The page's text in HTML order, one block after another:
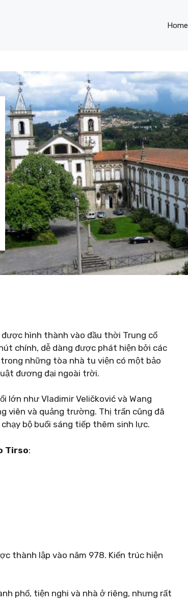
Home
hình thành vào đầu thời Trung cổ
chính, dễ dàng được phát hiện bởi các
những tòa nhà tu viện có một bảo
đương đại ngoài trời.
lớn như Vladimir Veličković và Wang
viên và quảng trường. Thị trấn cũng đã
bộ buổi sáng tiếp thêm sinh lực.
Tirso:
thành lập vào năm 978. Kiến trúc hiện
phố, tiện nghi và nhà ở riêng, nhưng rất